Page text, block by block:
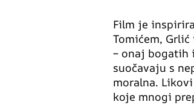
Film je
Tomićem,
– onaj
suočavaju s
moralna.
koje mnogi